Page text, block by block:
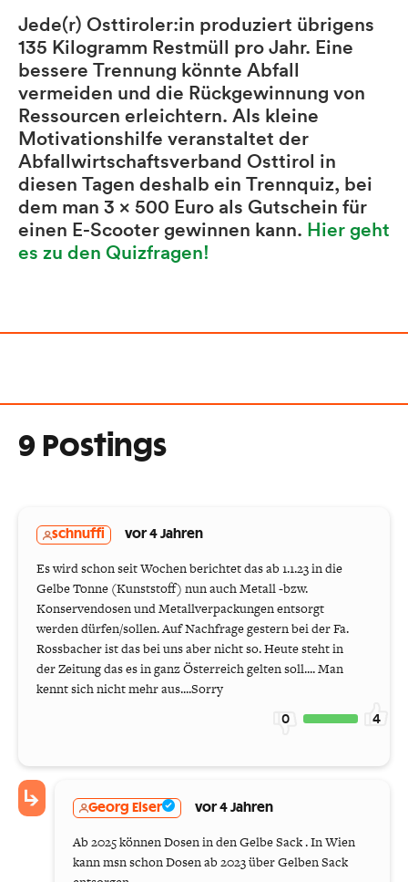
Jede(r) Osttiroler:in produziert übrigens
135 Kilogramm Restmüll pro Jahr. Eine
bessere Trennung könnte Abfall
vermeiden und die Rückgewinnung von
Ressourcen erleichtern. Als kleine
Motivationshilfe veranstaltet der
Abfallwirtschaftsverband Osttirol in
diesen Tagen deshalb ein Trennquiz, bei
dem man 3 x 500 Euro als Gutschein für
einen E-Scooter gewinnen kann. Hier geht
es zu den Quizfragen!
9 Postings
schnuffi vor 4 Jahren
Es wird schon seit Wochen berichtet das ab 1.1.23 in die
Gelbe Tonne (Kunststoff) nun auch Metall -bzw.
Konservendosen und Metallverpackungen entsorgt
werden dürfen/sollen. Auf Nachfrage gestern bei der Fa.
Rossbacher ist das bei uns aber nicht so. Heute steht in
der Zeitung das es in ganz Österreich gelten soll.... Man
kennt sich nicht mehr aus....Sorry
0 4
Georg Elser vor 4 Jahren
Ab 2025 können Dosen in den Gelbe Sack . In Wien
kann msn schon Dosen ab 2023 über Gelben Sack